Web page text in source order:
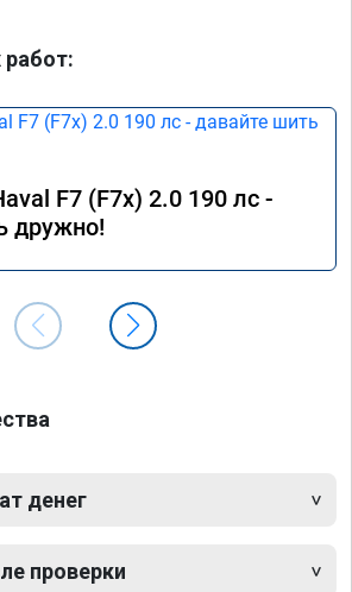
F7 (F7x) 2.0 190 лс -
дружно!
денег
проверки